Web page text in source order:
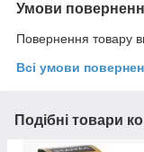
Умови
Повернення товару
Всі умови
Подібні товари